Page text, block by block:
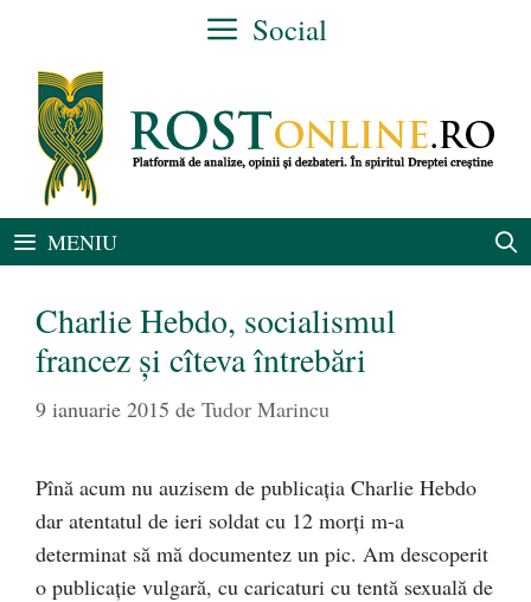
conținut
Social
MENIU
Charlie Hebdo, socialismul
francez și cîteva întrebări
9 ianuarie 2015 de Tudor Marincu
Pînă acum nu auzisem de publicația Charlie Hebdo
dar atentatul de ieri soldat cu 12 morți m-a
determinat să mă documentez un pic. Am descoperit
o publicație vulgară, cu caricaturi cu tentă sexuală de